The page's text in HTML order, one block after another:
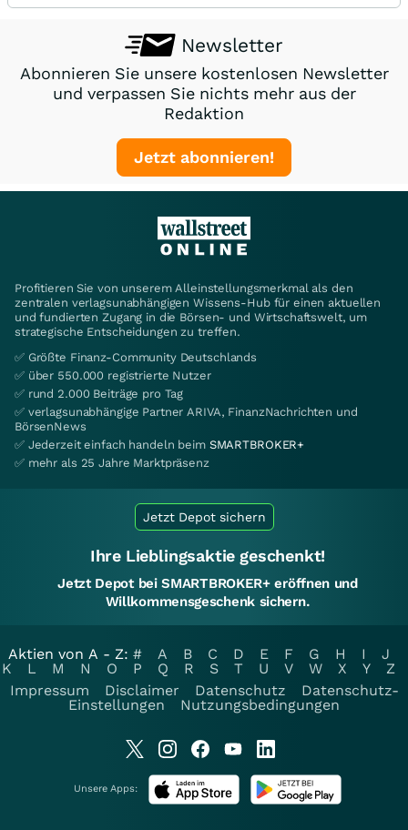
Newsletter
Abonnieren Sie unsere kostenlosen Newsletter
und verpassen Sie nichts mehr aus der
Redaktion
Jetzt abonnieren!
Profitieren Sie von unserem Alleinstellungsmerkmal als den
zentralen verlagsunabhängigen Wissens-Hub für einen aktuellen
und fundierten Zugang in die Börsen- und Wirtschaftswelt, um
strategische Entscheidungen zu treffen.
✅ Größte Finanz-Community Deutschlands
✅ über 550.000 registrierte Nutzer
✅ rund 2.000 Beiträge pro Tag
✅ verlagsunabhängige Partner ARIVA, FinanzNachrichten und
BörsenNews
✅ Jederzeit einfach handeln beim SMARTBROKER+
✅ mehr als 25 Jahre Marktpräsenz
Jetzt Depot sichern
Ihre Lieblingsaktie geschenkt!
Jetzt Depot bei SMARTBROKER+ eröffnen und
Willkommensgeschenk sichern.
Aktien von A - Z: # A B C D E F G H I
J
K
L M N O P Q R S T U V W X Y
Z
Impressum
Disclaimer Datenschutz
Datenschutz-
Einstellungen
Nutzungsbedingungen
Unsere Apps: